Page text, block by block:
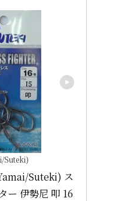
Suteki)
Suteki) ス
ー 伊勢尼 叩 16